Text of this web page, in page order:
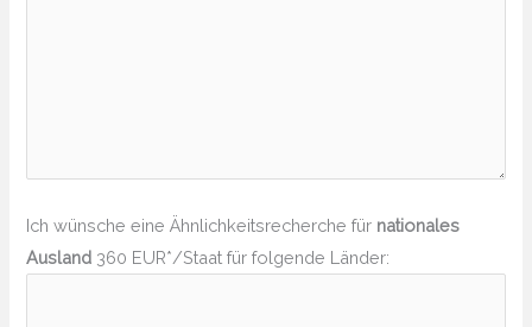
Ich wünsche eine Ähnlichkeitsrecherche für nationales
Ausland 360 EUR*/Staat für folgende Länder: